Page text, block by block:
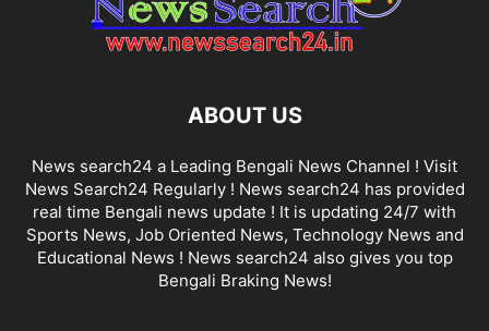
ABOUT US
News search24 a Leading Bengali News Channel ! Visit
News Search24 Regularly ! News search24 has provided
real time Bengali news update ! It is updating 24/7 with
Sports News, Job Oriented News, Technology News and
Educational News ! News search24 also gives you top
Bengali Braking News!